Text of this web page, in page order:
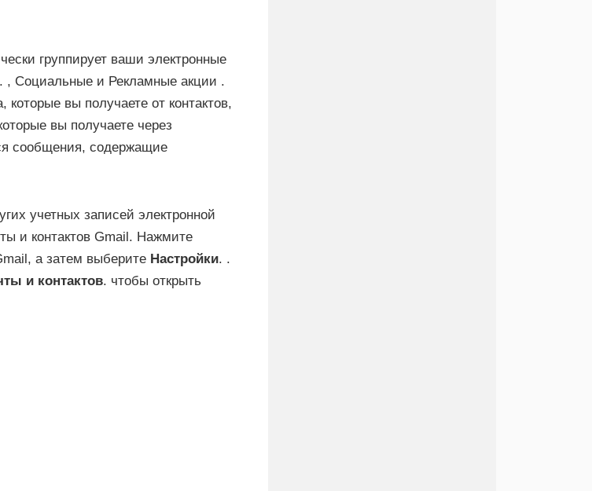
группирует ваши электронные
. , Социальные и Рекламные акции .
вы получаете от контактов,
вы получаете через
сообщения, содержащие
учетных записей электронной
и контактов Gmail. Нажмите
а затем выберите Настройки. .
и контактов. чтобы открыть